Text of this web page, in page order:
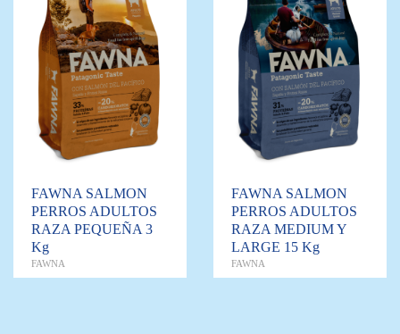
FAWNA SALMON
PERROS ADULTOS
RAZA PEQUEÑA 3
Kg
FAWNA
FAWNA SALMON
PERROS ADULTOS
RAZA MEDIUM Y
LARGE 15 Kg
FAWNA